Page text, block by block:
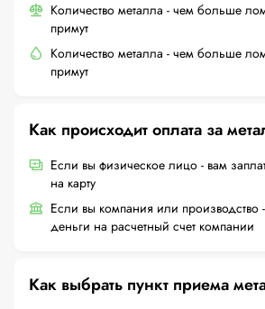
Количество металла - чем больше
примут
Количество металла - чем больше
примут
Как происходит оплата за
Если вы физическое лицо - вам
на карту
Если вы компания или производство
деньги на расчетный счет компании
Как выбрать пункт приема